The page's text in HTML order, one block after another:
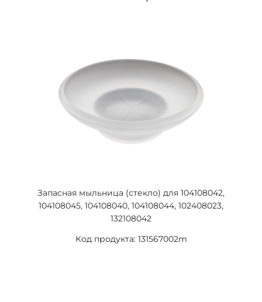
Запасная мыльница (стекло) для 104108042,
104108045, 104108040, 104108044, 102408023,
132108042
Код продукта: 131567002m